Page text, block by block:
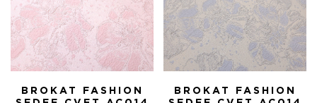
BROKAT FASHION
BROKAT FASHION